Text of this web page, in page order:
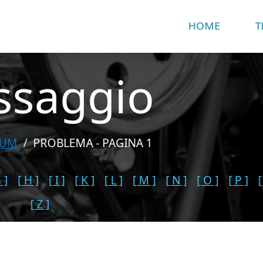
HOME
PROBLEMA - PAGINA 1
] [ H ] [ I ] [ K ] [ L ] [ M ] [ N ] [ O ] [ P ]
[ Z ]